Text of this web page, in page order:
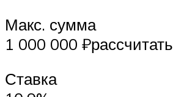
Макс. сумма
1 000 000 ₽рассчитать
Ставка